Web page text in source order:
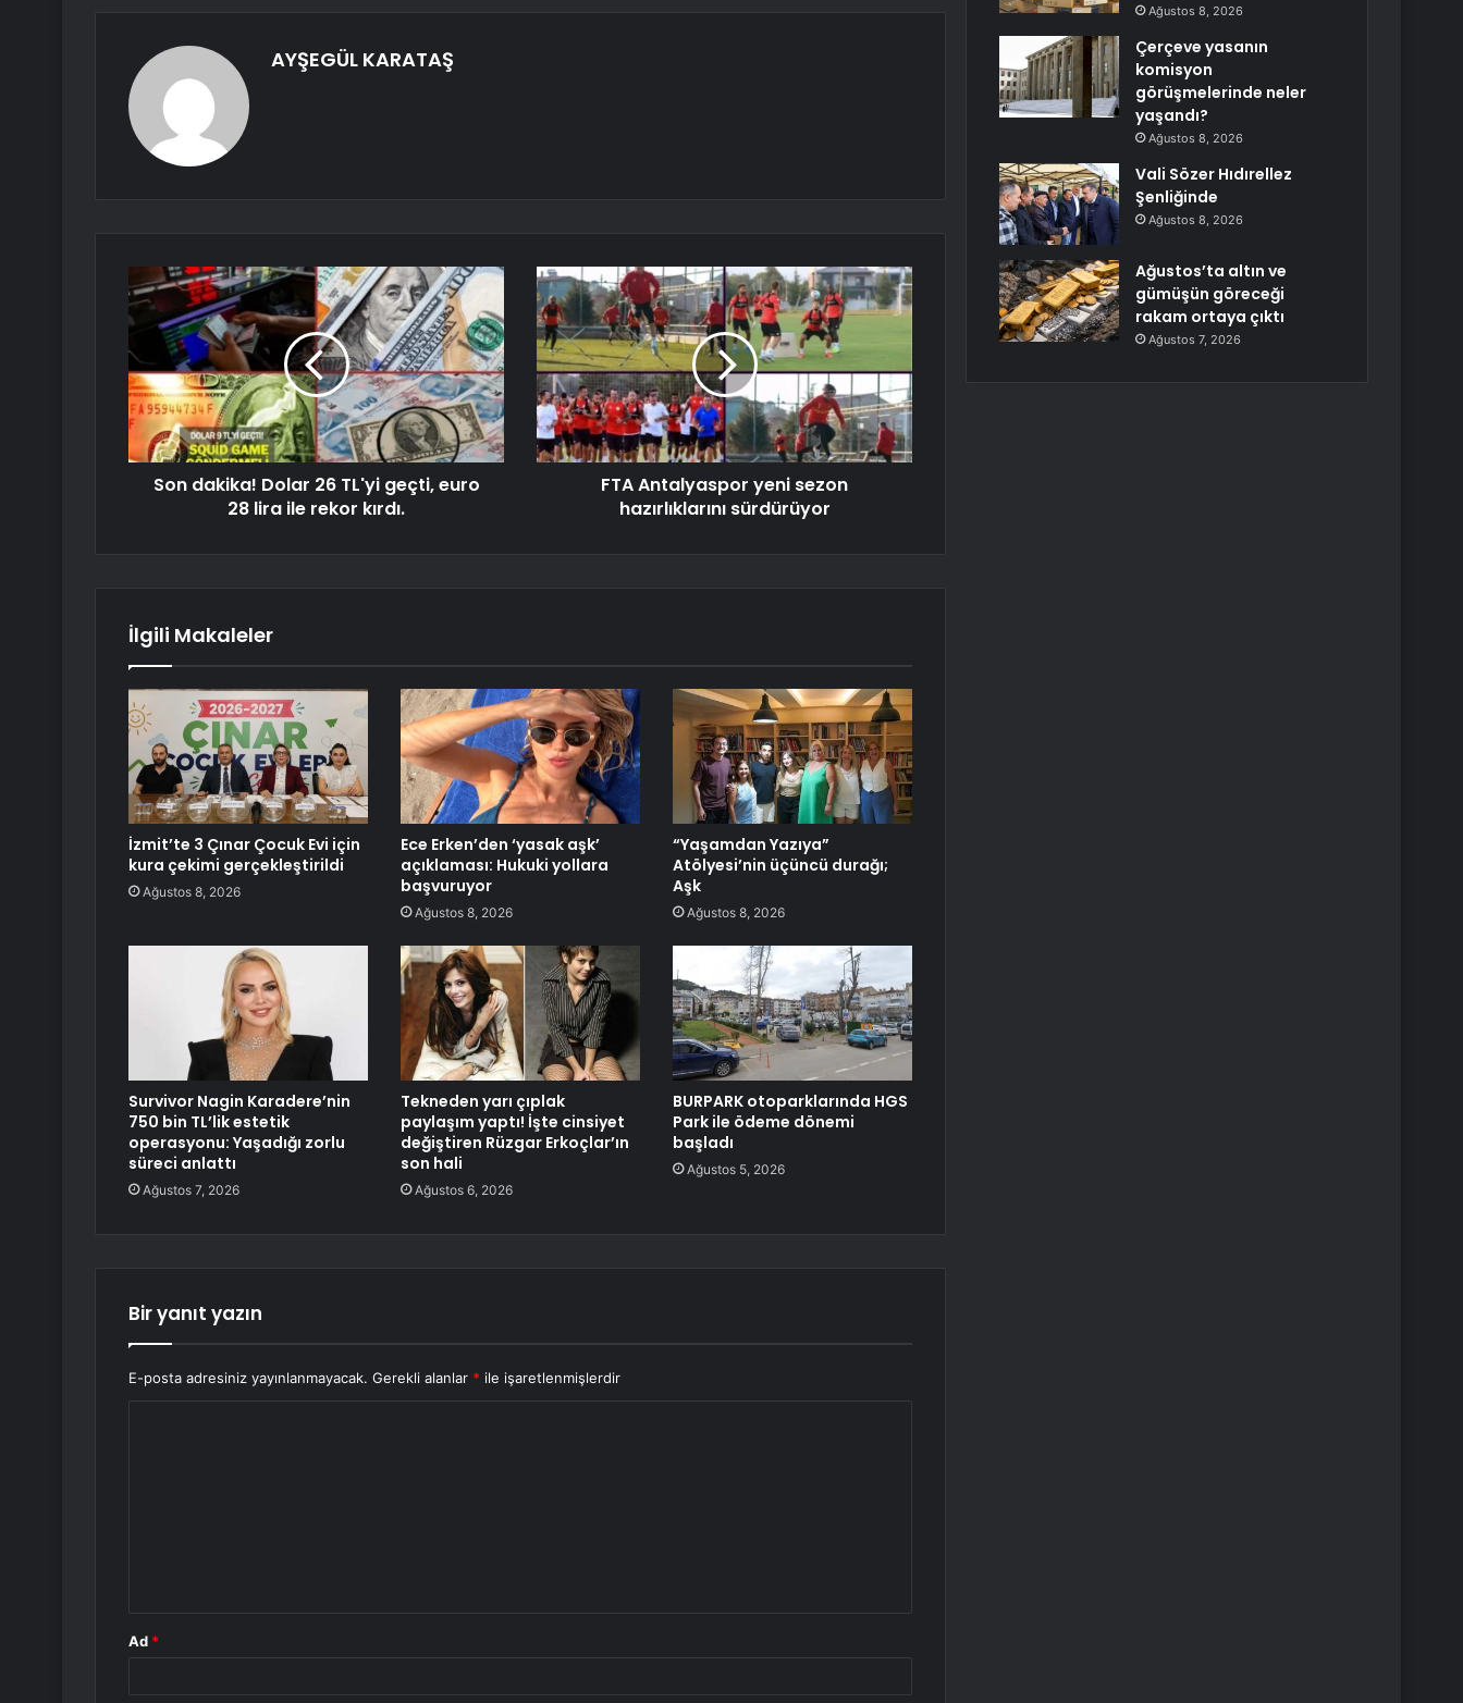
AYŞEGÜL KARATAŞ
Son dakika! Dolar 26 TL'yi geçti, euro
28 lira ile rekor kırdı.
FTA Antalyaspor yeni sezon
hazırlıklarını sürdürüyor
İlgili Makaleler
İzmit’te 3 Çınar Çocuk Evi için
kura çekimi gerçekleştirildi
Ağustos 8, 2026
Ece Erken’den ‘yasak aşk’
açıklaması: Hukuki yollara
başvuruyor
Ağustos 8, 2026
“Yaşamdan Yazıya”
Atölyesi’nin üçüncü durağı;
Aşk
Ağustos 8, 2026
Survivor Nagin Karadere’nin
750 bin TL’lik estetik
operasyonu: Yaşadığı zorlu
süreci anlattı
Ağustos 7, 2026
Tekneden yarı çıplak
paylaşım yaptı! İşte cinsiyet
değiştiren Rüzgar Erkoçlar’ın
son hali
Ağustos 6, 2026
BURPARK otoparklarında HGS
Park ile ödeme dönemi
başladı
Ağustos 5, 2026
Bir yanıt yazın
E-posta adresiniz yayınlanmayacak. Gerekli alanlar * ile işaretlenmişlerdir
Ad *
Ağustos 8, 2026
Çerçeve yasanın
komisyon
görüşmelerinde neler
yaşandı?
Ağustos 8, 2026
Vali Sözer Hıdırellez
Şenliğinde
Ağustos 8, 2026
Ağustos’ta altın ve
gümüşün göreceği
rakam ortaya çıktı
Ağustos 7, 2026